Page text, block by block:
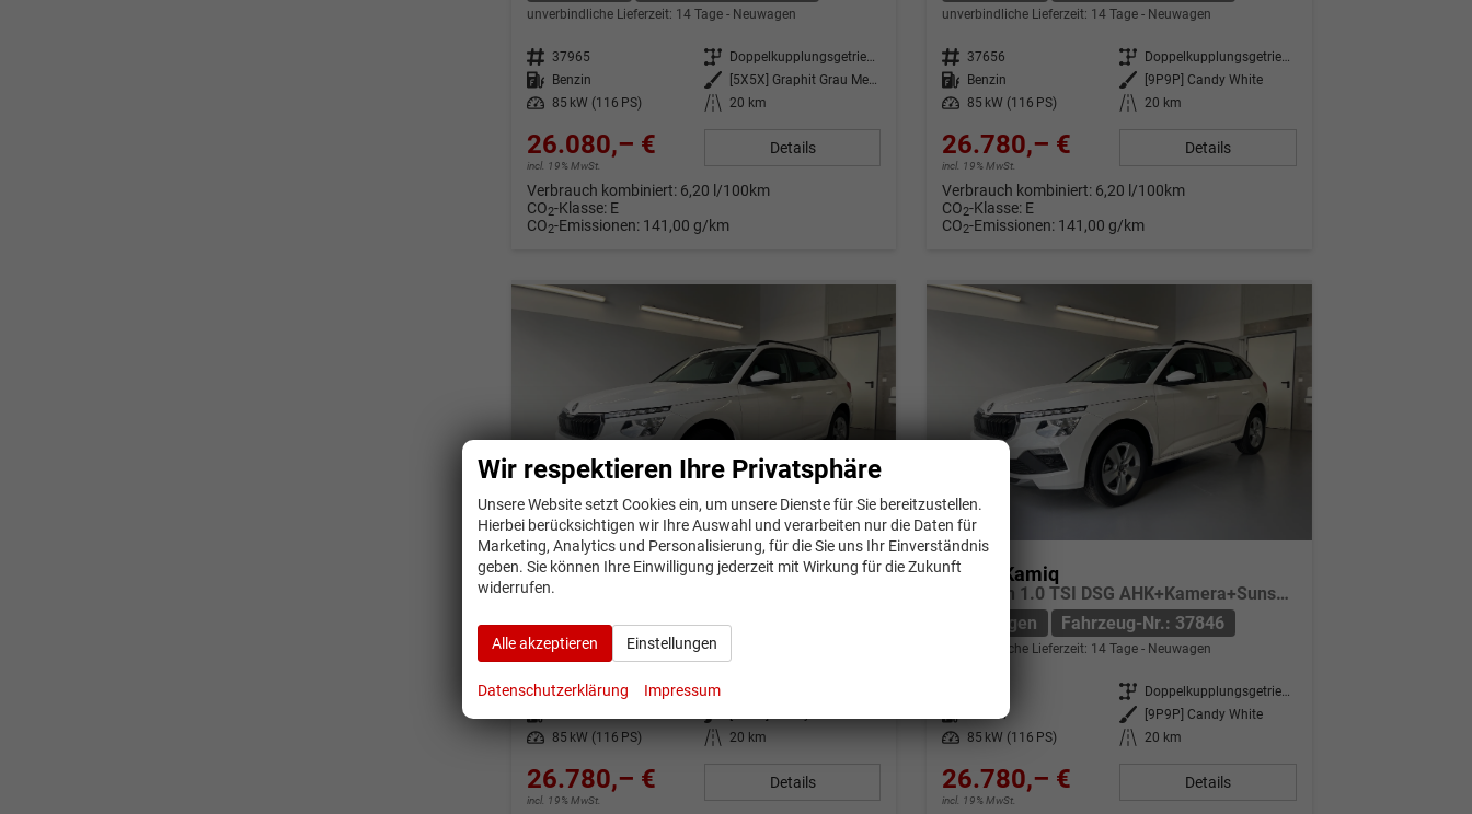
unverbindliche Lieferzeit: 14 Tage Neuwagen
Fahrzeug-Nr. 37965 Getriebe
Doppelkupplungsgetriebe (DSG)
Kraftstoff Benzin Außenfarbe
[5X5X] Graphit Grau Metallic
Leistung
85 kW (116 PS) Kilometerstand 20 km
26.080,– €
incl. 19% MwSt.
Details
Verbrauch kombiniert: 6,20 l/100km
CO2-Klasse: E
CO2-Emissionen: 141,00 g/km
unverbindliche Lieferzeit: 14 Tage Neuwagen
Fahrzeug-Nr. 37656 Getriebe
Kraftstoff Benzin Außenfarbe
[9P9P] Candy White
Leistung
85 kW (116 PS) Kilometerstand 20 km
26.780,– €
incl. 19% MwSt.
Details
Verbrauch kombiniert: 6,20 l/100km
CO2-Klasse: E
CO2-Emissionen: 141,00 g/km
Skoda Kamiq
Neuwagen
Fahrzeug-Nr.: 37698
unverbindliche Lieferzeit:14 Tage
Fahrzeug-Nr. 37698 Getriebe
Leistung
85 kW (116 PS) Kilometerstand 20 km
26.780,– €
incl. 19% MwSt.
Details
Skoda Kamiq
Selection 1.0 TSI DSG AHK+Kamera+Sunset+Kessy+AppConnect+Sitzheiz+Alu16+GV5
Neuwagen
Fahrzeug-Nr.: 37846
unverbindliche Lieferzeit: 14 Tage Neuwagen
Getriebe
Doppelkupplungsgetriebe (DSG)
Benzin Außenfarbe
[9P9P] Candy White
Leistung
85 kW (116 PS) Kilometerstand 20 km
26.780,– €
incl. 19% MwSt.
Details
Wir respektieren Ihre Privatsphäre
Unsere Website setzt Cookies ein, um unsere Dienste für Sie bereitzustellen.
Hierbei berücksichtigen wir Ihre Auswahl und verarbeiten nur die Daten für
Marketing, Analytics und Personalisierung, für die Sie uns Ihr Einverständnis
geben. Sie können Ihre Einwilligung jederzeit mit Wirkung für die Zukunft
widerrufen.
Alle akzeptieren Einstellungen
Datenschutzerklärung Impressum